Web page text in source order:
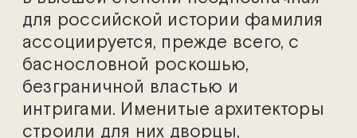
для российской истории фамилия
ассоциируется, прежде всего, с
баснословной роскошью,
безграничной властью и
интригами. Именитые архитекторы
строили для них дворцы,